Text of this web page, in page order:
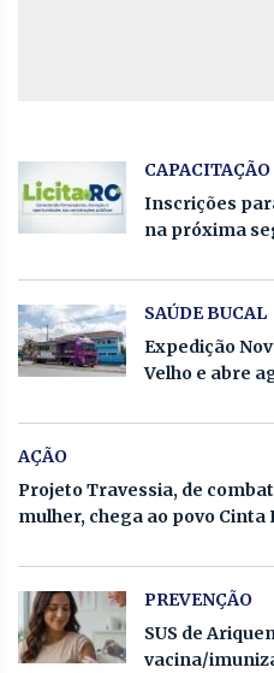
CAPACITAÇÃO
Inscrições
na próxima
SAÚDE BUCAL
Expedição
Velho e abre
AÇÃO
Projeto Travessia, de
mulher, chega ao povo Cinta
PREVENÇÃO
SUS de
vacina/